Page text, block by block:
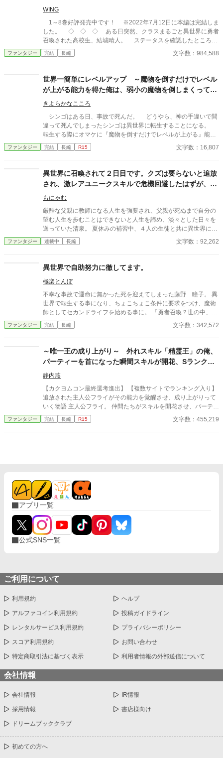
WING
1～8巻好評発売中です！ ※2022年7月12日に本編は完結しま
した。 ◇ ◇ ◇ ある日突然、クラスまるごと異世界に勇者
召喚された高校生、結城晴人。 ステータスを確認したところ、
勇者に与えられる特典のギフトどころか、勇者の称号すらも無い
ことが判明する。 晴人たちを召喚した王女は「無能がいては足
を出て早々、王女が差し向けた騎士によって、晴人は殺されかけ
る。 胸を刺され意識を失った彼は、気がつくと神様の前にい
た。 そしてギフトを与え忘れたお詫びとして、望むスキルを作
れるスキルをはじめとしたチート能力を手に入れるのであった──
ハードモードな異世界生活も、やりすぎなくらいスキルを作っ
て一発逆転イージーモード!? 前代未聞の難易度激甘ファンタジ
ー、開幕！
ファンタジー 完結 長編 文字数：984,588
世界一簡単にレベルアップ ～魔物を倒すだけでレベル
が上がる能力を得た俺は、弱小の魔物を倒しまくって異
世界でハーレム作る事にしました～
きよらかなこころ
シンゴはある日、事故で死んだ。 どうやら、神の手違いで間
違って死んでしまったシンゴは異世界に転生することになる。
転生する際にオマケに『魔物を倒すだけでレベルが上がる』能力
を貰ったシンゴ。 弱小の魔物を倒してレベルを上げ、異世界で
ハーレムを作る事を企むのだった。
ファンタジー 完結 長編 R15 文字数：16,807
異世界に召喚されて２日目です。クズは要らないと追放
され、激レアユニークスキルで危機回避したはずが、ト
ラブル続きで泣きそうです。
もにゃむ
厳酷な父親に教師になる人生を強要され、父親が死ぬまで自分の
望む人生を歩むことはできないと人生を諦め、淡々とした日々を
送っていた清泉。 夏休みの補習中、４人の生徒と共に異世界に召
喚されてしまう。 召喚直後、職業がクズだから要らないと国外追
放を言い渡された清泉だったが、同じく国外追放を言い渡された
の処置をすると聞かされ、王都の通行門で部屋に閉じ込められた
清泉は、生徒たちと兵士たちから逃れるためにユニークスキルを
発動し………………目が覚めると子どもの姿になっていた。 容姿
のせいで子どもの頃から嫌な思いをたくさんしてきた清泉。 父親
に厳しく叩き込まれた剣道も、身を守るために身につけた護身の
ための武術も、力のない小さな体ではほとんど役に立たない。 可
ラブルはまだまだ続くようで…… 楽しんでいただけたら、嬉しい
ファンタジー 連載中 長編 文字数：92,262
異世界で自助努力に徹してます。
極楽とんぼ
不幸な事故で運命に無かった死を迎えてしまった藤野 瞳子。 異
世界で転生する事になり、ちょこちょこ条件に要求をつけ、魔術
師としてセカンドライフを始める事に。 「勇者召喚？世の中、自
助努力でしょ！」 そんな彼女の無敵な異世界生活です。 （戦闘シ
ーンは殆どありません。戦場での無双シーンを期待している方は
ファンタジー 完結 長編 文字数：342,572
～唯一王の成り上がり～ 外れスキル「精霊王」の俺、
パーティーを首になった瞬間スキルが開花、Sランク冒
険者へと成り上がり、英雄となる
静内燕
【カクヨムコン最終選考進出】 【複数サイトでランキング入り】
追放された主人公フライがその能力を覚醒させ、成り上がりって
いく物語 主人公フライ。 仲間たちがスキルを開花させ、パーティ
ーがSランクまで昇華していく中、彼が与えられたスキルは「精
霊王」という伝説上の生き物にしか対象にできない使用用途が限
前みたいなゴミの変わりはいくらでもいる」 最後のクエストのダ
ンジョンの主は、今までと比較にならないほど強く、歯が立たな
い敵だった。 仲間たちは我先に逃亡、残ったのはフライ一人だ
け。 そこでダンジョンの主は告げる、あなたのスキルを待ってい
た。と──。 そして不遇だったスキルがようやく開花し、最強の
冒険者へとのし上がっていく。 一方、裏方で支えていたフライが
いなくなったパーティーたちが没落していく物語。 イラスト 卯
ファンタジー 完結 長編 R15 文字数：455,219
アプリ一覧
公式SNS一覧
ご利用について
利用規約 ヘルプ
アルファコイン利用規約 投稿ガイドライン
レンタルサービス利用規約 プライバシーポリシー
スコア利用規約 お問い合わせ
特定商取引法に基づく表示 利用者情報の外部送信について
会社情報
会社情報 IR情報
採用情報 書店様向け
ドリームブッククラブ
初めての方へ